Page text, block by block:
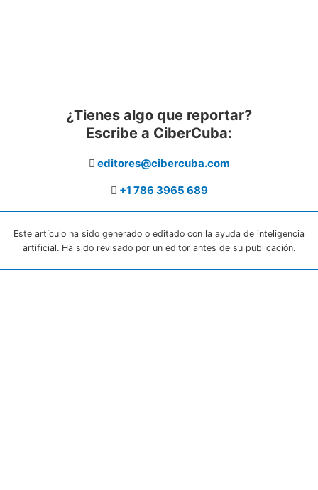
¿Tienes algo que reportar?
Escribe a CiberCuba:
editores@cibercuba.com
+1 786 3965 689
Este artículo ha sido generado o editado con la ayuda de inteligencia
artificial. Ha sido revisado por un editor antes de su publicación.